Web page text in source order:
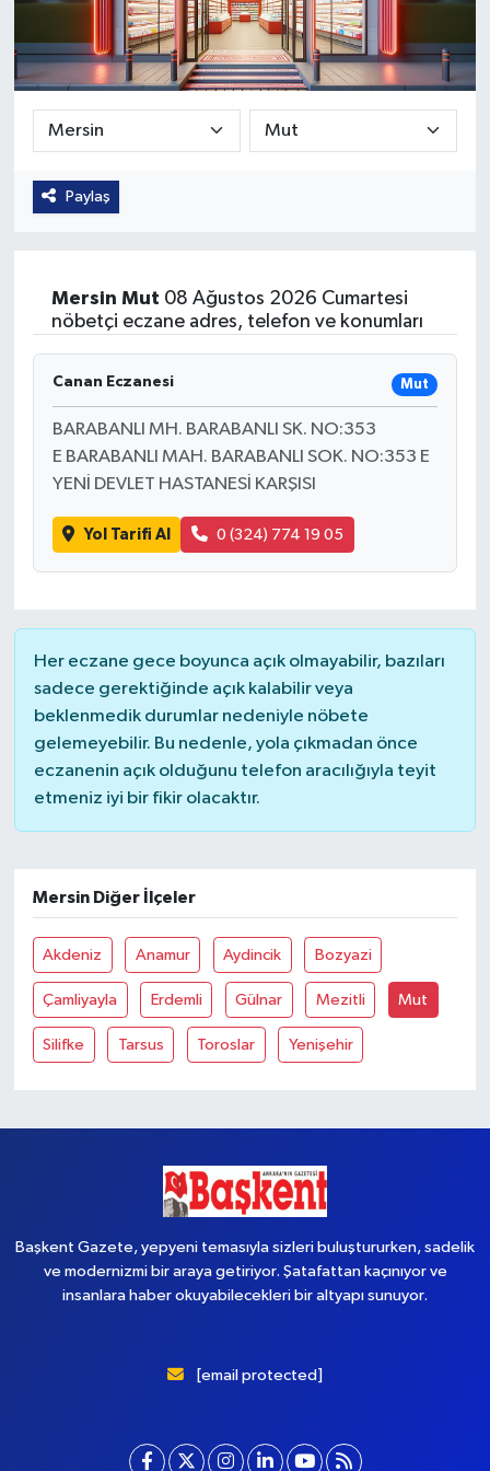
Paylaş
Mersin Mut 08 Ağustos 2026 Cumartesi
nöbetçi eczane adres, telefon ve konumları
Canan Eczanesi Mut
BARABANLI MH. BARABANLI SK. NO:353
E BARABANLI MAH. BARABANLI SOK. NO:353 E
YENİ DEVLET HASTANESİ KARŞISI
Yol Tarifi Al 0 (324) 774 19 05
Her eczane gece boyunca açık olmayabilir, bazıları
sadece gerektiğinde açık kalabilir veya
beklenmedik durumlar nedeniyle nöbete
gelemeyebilir. Bu nedenle, yola çıkmadan önce
eczanenin açık olduğunu telefon aracılığıyla teyit
etmeniz iyi bir fikir olacaktır.
Mersin Diğer İlçeler
Akdeniz Anamur Aydincik Bozyazi
Çamliyayla Erdemli Gülnar Mezitli Mut
Silifke Tarsus Toroslar Yenişehir
Başkent Gazete, yepyeni temasıyla sizleri buluştururken, sadelik
ve modernizmi bir araya getiriyor. Şatafattan kaçınıyor ve
insanlara haber okuyabilecekleri bir altyapı sunuyor.
[email protected]
Güvenlik
Kültür-Sanat
Magazin
Özel Haber
Sağlık
Siyaset
Spor
Teknoloji
Yaşam